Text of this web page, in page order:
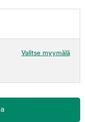
Valitse myymälä